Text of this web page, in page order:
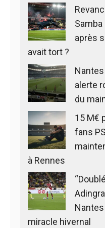
après
avait tort ?
alerte
du
15 M€
fans
à Rennes
Nantes
miracle hivernal